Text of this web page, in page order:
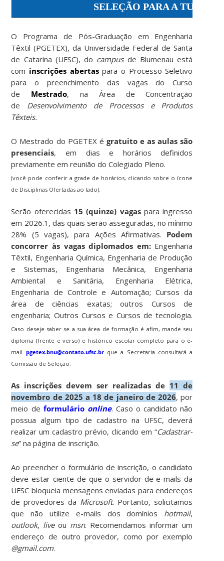
SELEÇÃO PARA A TURMA
O Programa de Pós-Graduação em Engenharia
Têxtil (PGETEX), da Universidade Federal de Santa
de Catarina (UFSC), do campus de Blumenau está
com inscrições abertaspara o Processo Seletivo
para o preenchimento das vagas do Curso
de Mestrado, na Área de Concentração
de Desenvolvimento de Processos e Produtos
Têxteis.
O Mestrado do PGETEX é gratuito e as aulas são
presenciais, em dias e horários definidos
previamente em reunião do Colegiado Pleno.
(você pode conferir a grade de horários, clicando sobre o ícone
de Disciplinas Ofertadas ao lado).
Serão oferecidas 15 (quinze) vagaspara ingresso
em 2026.1, das quais serão asseguradas, no mínimo
28% (5 vagas), para Ações Afirmativas. Podem
concorrer às vagas diplomados em:Engenharia
Têxtil, Engenharia Química, Engenharia de Produção
e Sistemas, Engenharia Mecânica, Engenharia
Ambiental e Sanitária, Engenharia Elétrica,
Engenharia de Controle e Automação; Cursos da
área de ciências exatas; outros Cursos de
engenharia; Outros Cursos e Cursos de tecnologia.
Caso deseje saber se a sua área de formação é afim, mande seu
diploma (frente e verso) e histórico escolar completo para o e-
mail pgetex.bnu@contato.ufsc.brque a Secretaria consultará a
Comissão de Seleção.
As inscrições devem ser realizadas de 11 de
novembro de 2025 a 18 de janeiro de 2026, por
meio de formulário online. Caso o candidato não
possua algum tipo de cadastro na UFSC, deverá
realizar um cadastro prévio, clicando em “Cadastrar-
se” na página de inscrição.
Ao preencher o formulário de inscrição, o candidato
deve estar ciente de que o servidor de e-mails da
UFSC bloqueia mensagens enviadas para endereços
de provedores da Microsoft. Portanto, solicitamos
que não utilize e-mails dos domínios hotmail,
outlook, liveou msn. Recomendamos informar um
endereço de outro provedor, como por exemplo
@gmail.com.